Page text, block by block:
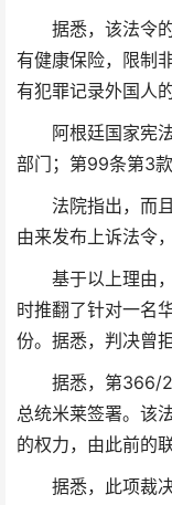
据悉，该法令
有健康保险，限制
有犯罪记录外国人
阿根廷国家宪
部门；第99条第3
法院指出，而
由来发布上诉法令
基于以上理由
时推翻了针对一名
份。据悉，判决曾
据悉，第366/
总统米莱签署。该
的权力，由此前的
据悉，此项裁